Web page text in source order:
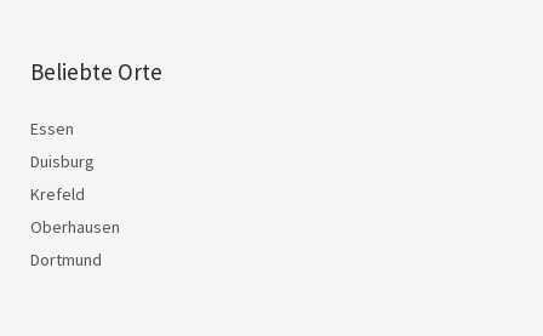
Beliebte Orte
Essen
Duisburg
Krefeld
Oberhausen
Dortmund